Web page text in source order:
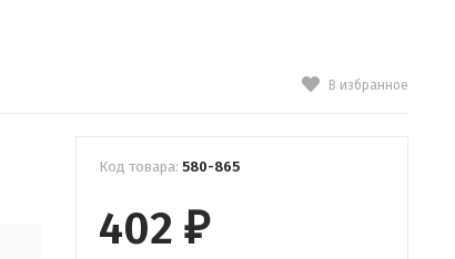
В избранное
Код товара: 580-865
402 ₽